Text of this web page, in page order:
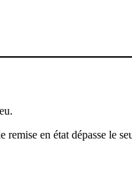
remise en état dépasse le